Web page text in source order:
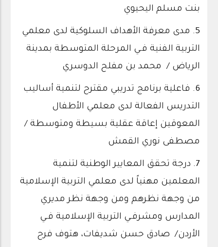
بنت مسلم اليحيوي
5.
مدى معرفة الأهداف السلوكية لدى معلمي
التربية الفنية فـي المرحلة المتوسطة بمدينة
الرياض / محمد بن مفلح الدوسري
6.
فاعلية برنامج تدريبي مقترح لتنمية أساليب
التدريس الفعالة لدى معلمي الأطفال
المعوقين إعاقة عقلية بسيطة ومتوسطة /
مصطفى نوري القمش
7. درجة تحقق المعايير الوطنية لتنمية
المعلمين مهنياً لدى معلمي التربية الإسلامية
من وجهة نظرهم ومن وجهة نظر مديري
المدارس ومشرفـي التربية الإسلامية فـي
الأردن/ صادق حسن شديفات، هتوف فرح